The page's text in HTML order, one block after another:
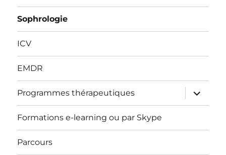
Sophrologie
ICV
EMDR
Programmes thérapeutiques
ouvrir
le
sous-
Formations e-learning ou par Skype
Parcours